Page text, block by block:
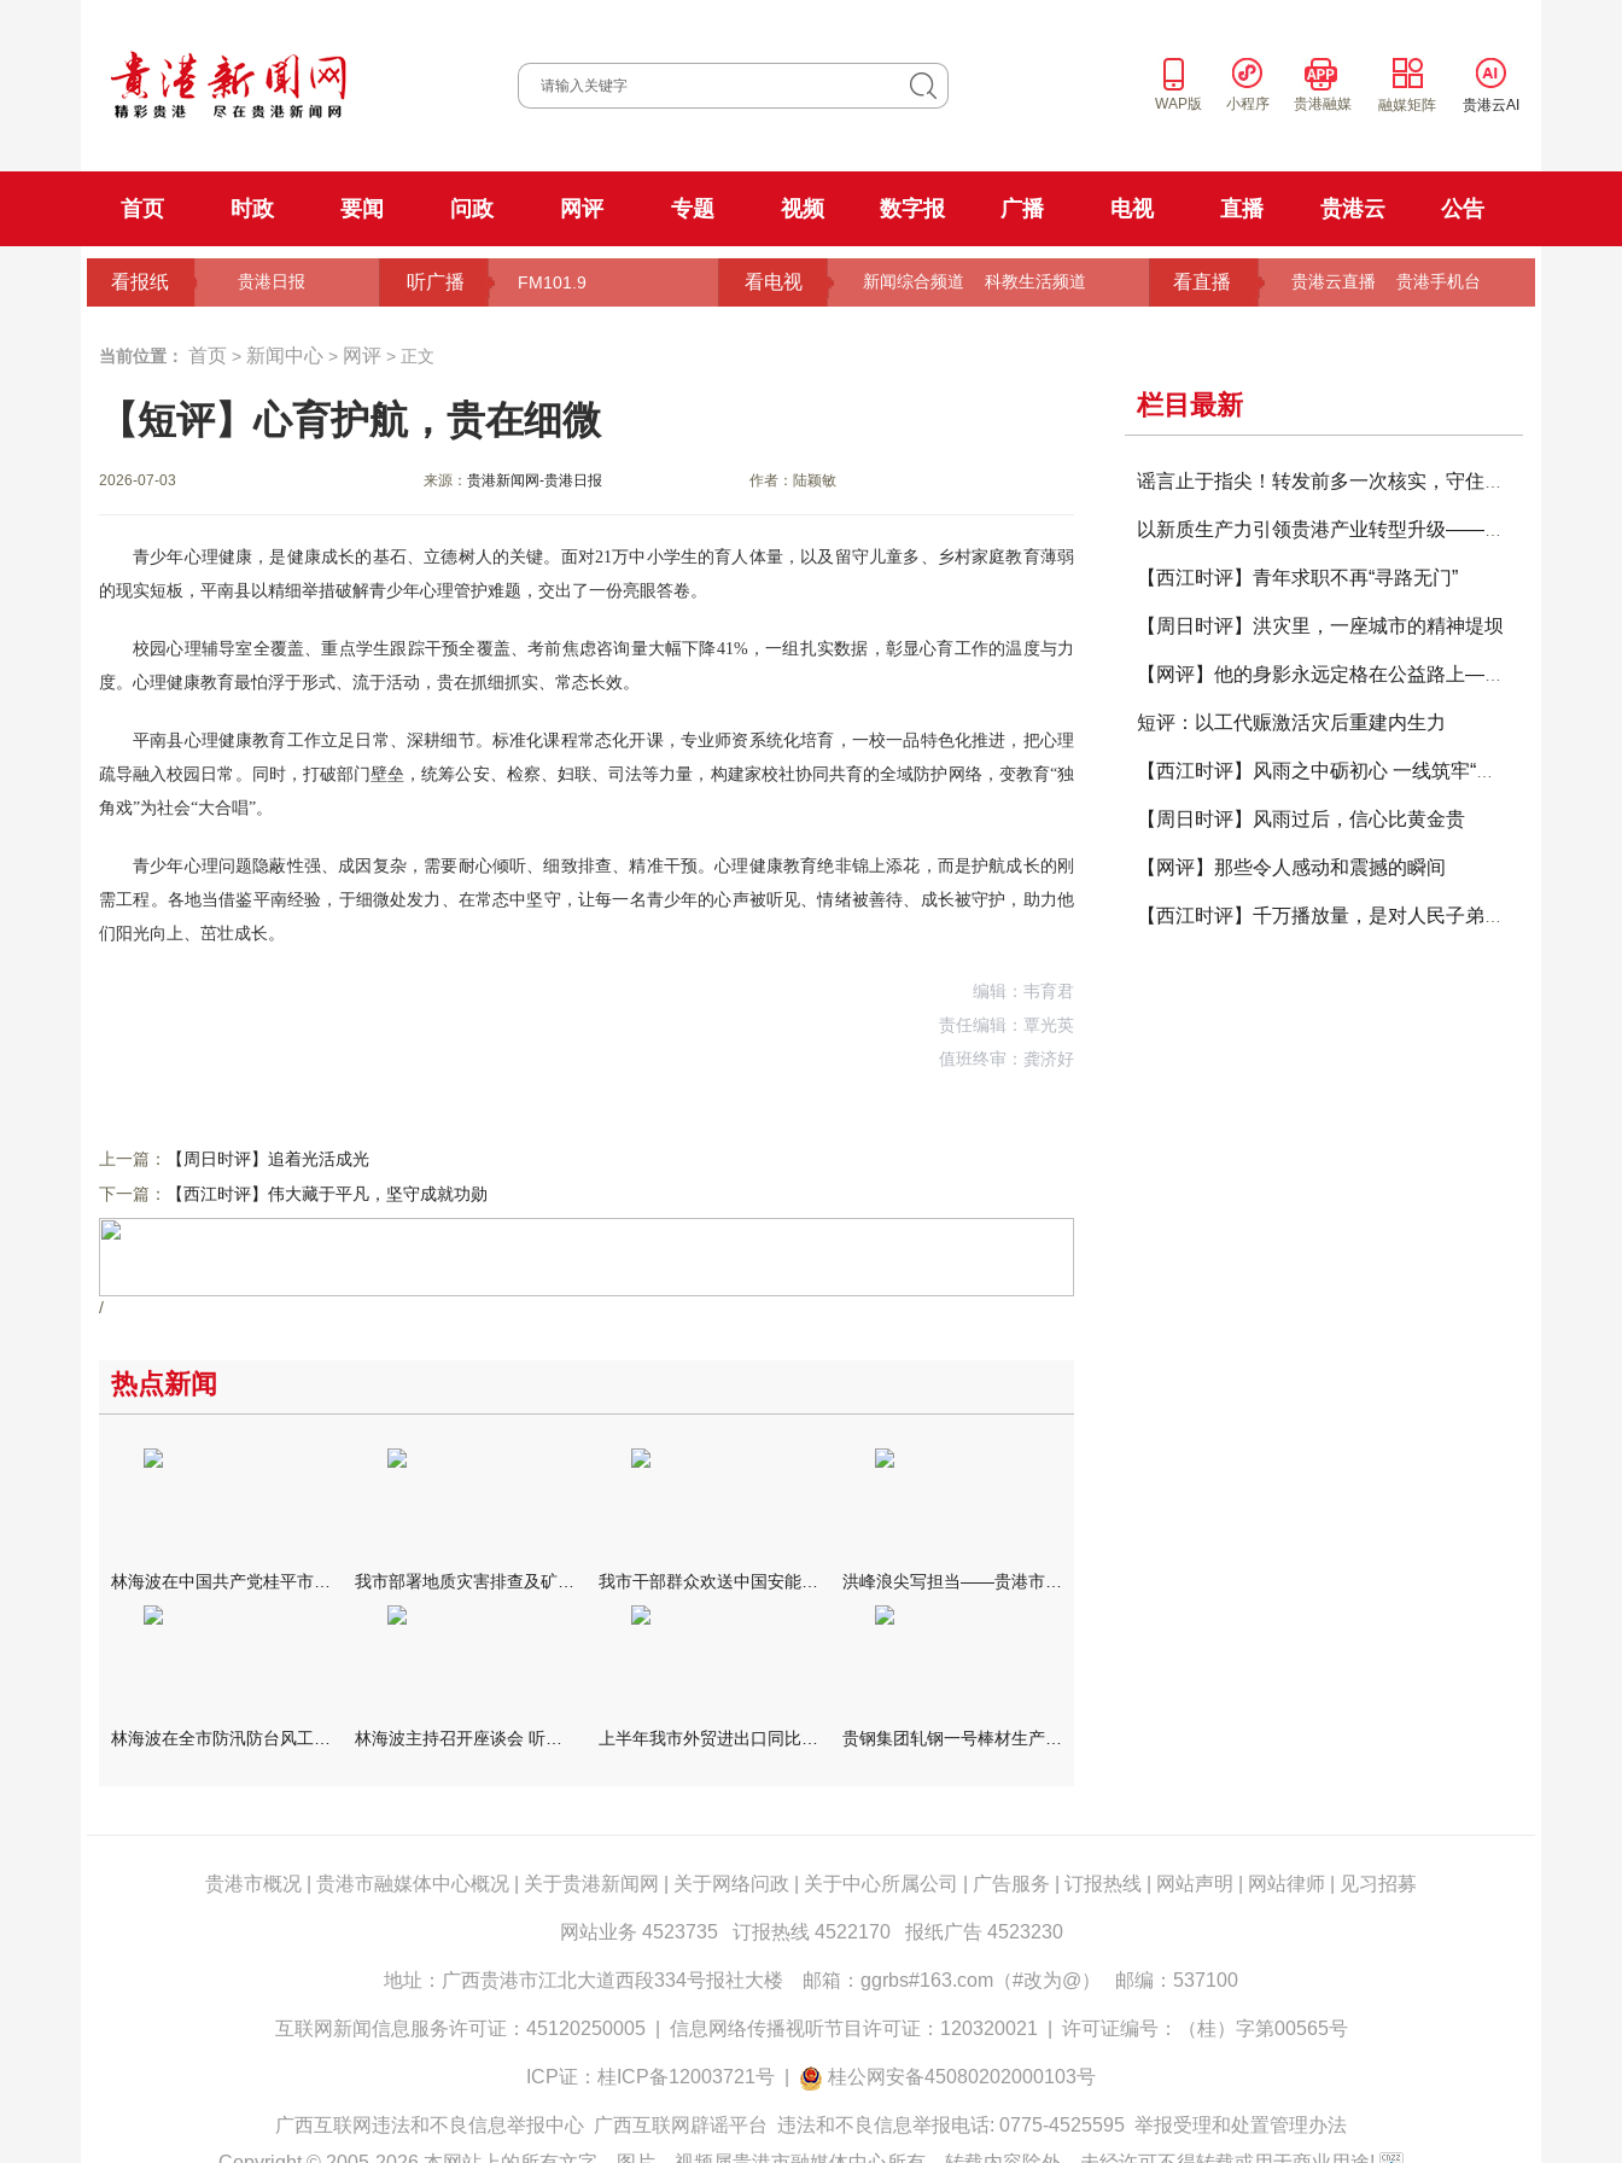
WAP版 小程序 贵港融媒 融媒矩阵 贵港云AI
首页 时政 要闻 问政 网评 专题 视频 数字报 广播 电视 直播 贵港云 公告
看报纸 贵港日报 听广播 FM101.9 看电视 新闻综合频道 科教生活频道 看直播 贵港云直播 贵港手机台
当前位置： 首页 > 新闻中心 > 网评 > 正文
【短评】心育护航，贵在细微
2026-07-03 来源：贵港新闻网-贵港日报 作者：陆颖敏
青少年心理健康，是健康成长的基石、立德树人的关键。面对21万中小学生的育人体量，以及留守儿童多、乡村家庭教育薄弱
的现实短板，平南县以精细举措破解青少年心理管护难题，交出了一份亮眼答卷。
校园心理辅导室全覆盖、重点学生跟踪干预全覆盖、考前焦虑咨询量大幅下降41%，一组扎实数据，彰显心育工作的温度与力
度。心理健康教育最怕浮于形式、流于活动，贵在抓细抓实、常态长效。
平南县心理健康教育工作立足日常、深耕细节。标准化课程常态化开课，专业师资系统化培育，一校一品特色化推进，把心理
疏导融入校园日常。同时，打破部门壁垒，统筹公安、检察、妇联、司法等力量，构建家校社协同共育的全域防护网络，变教育“独
角戏”为社会“大合唱”。
青少年心理问题隐蔽性强、成因复杂，需要耐心倾听、细致排查、精准干预。心理健康教育绝非锦上添花，而是护航成长的刚
需工程。各地当借鉴平南经验，于细微处发力、在常态中坚守，让每一名青少年的心声被听见、情绪被善待、成长被守护，助力他
们阳光向上、茁壮成长。
编辑：韦育君
责任编辑：覃光英
值班终审：龚济好
上一篇：
【周日时评】追着光活成光
下一篇：
【西江时评】伟大藏于平凡，坚守成就功勋
/
热点新闻
栏目最新
【西江时评】青年求职不再“寻路无门”
【周日时评】洪灾里，一座城市的精神堤坝
短评：以工代赈激活灾后重建内生力
【周日时评】风雨过后，信心比黄金贵
【网评】那些令人感动和震撼的瞬间
贵港市概况 贵港市融媒体中心概况 关于贵港新闻网 关于网络问政 关于中心所属公司 广告服务 订报热线 网站声明 网站律师 见习招募
网站业务 4523735 订报热线 4522170 报纸广告 4523230
地址：广西贵港市江北大道西段334号报社大楼 邮箱：ggrbs#163.com（#改为@） 邮编：537100
互联网新闻信息服务许可证：45120250005 信息网络传播视听节目许可证：120320021 许可证编号：（桂）字第00565号
ICP证：桂ICP备12003721号 桂公网安备45080202000103号
广西互联网违法和不良信息举报中心 广西互联网辟谣平台 违法和不良信息举报电话: 0775-4525595 举报受理和处置管理办法